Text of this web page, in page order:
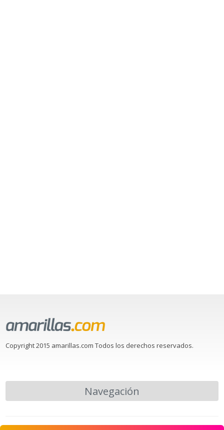
Copyright 2015 amarillas.com Todos los derechos reservados.
Navegación